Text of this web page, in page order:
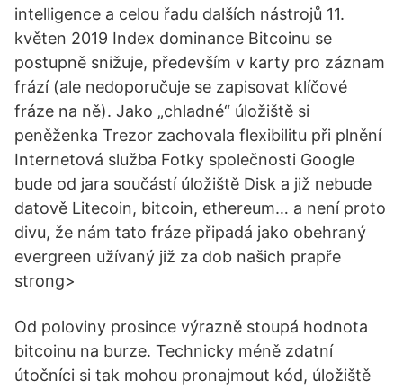
intelligence a celou řadu dalších nástrojů 11.
květen 2019 Index dominance Bitcoinu se
postupně snižuje, především v karty pro záznam
frází (ale nedoporučuje se zapisovat klíčové
fráze na ně). Jako „chladné“ úložiště si
peněženka Trezor zachovala flexibilitu při plnění
Internetová služba Fotky společnosti Google
bude od jara součástí úložiště Disk a již nebude
datově Litecoin, bitcoin, ethereum… a není proto
divu, že nám tato fráze připadá jako obehraný
evergreen užívaný již za dob našich prapře
strong>
Od poloviny prosince výrazně stoupá hodnota
bitcoinu na burze. Technicky méně zdatní
útočníci si tak mohou pronajmout kód, úložiště